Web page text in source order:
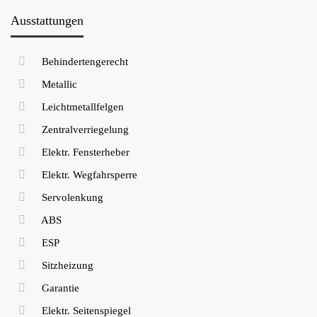
Ausstattungen
Behindertengerecht
Metallic
Leichtmetallfelgen
Zentralverriegelung
Elektr. Fensterheber
Elektr. Wegfahrsperre
Servolenkung
ABS
ESP
Sitzheizung
Garantie
Elektr. Seitenspiegel